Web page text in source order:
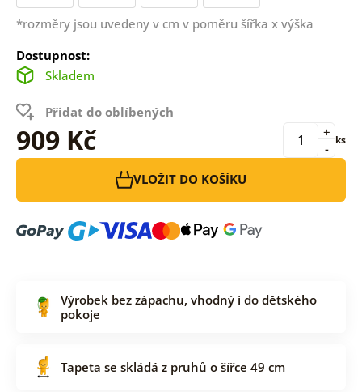
*rozměry jsou uvedeny v cm v poměru šířka x výška
Dostupnost:
Skladem
Přidat do oblíbených
909 Kč -
+ ks
VLOŽIT DO KOŠÍKU
Výrobek bez zápachu, vhodný i do dětského
pokoje
Tapeta se skládá z pruhů o šířce 49 cm